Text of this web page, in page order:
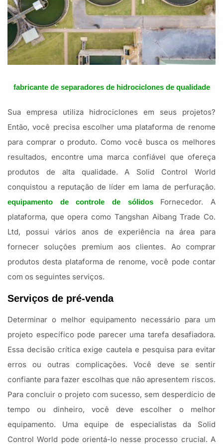
fabricante de separadores de hidrociclones de qualidade
Sua empresa utiliza hidrociclones em seus projetos?
Então, você precisa escolher uma plataforma de renome
para comprar o produto. Como você busca os melhores
resultados, encontre uma marca confiável que ofereça
produtos de alta qualidade. A Solid Control World
conquistou a reputação de líder em lama de perfuração.
equipamento de controle de sólidosFornecedor. A
plataforma, que opera como Tangshan Aibang Trade Co.
Ltd, possui vários anos de experiência na área para
fornecer soluções premium aos clientes. Ao comprar
produtos desta plataforma de renome, você pode contar
com os seguintes serviços.
Serviços de pré-venda
Determinar o melhor equipamento necessário para um
projeto específico pode parecer uma tarefa desafiadora.
Essa decisão crítica exige cautela e pesquisa para evitar
erros ou outras complicações. Você deve se sentir
confiante para fazer escolhas que não apresentem riscos.
Para concluir o projeto com sucesso, sem desperdício de
tempo ou dinheiro, você deve escolher o melhor
equipamento. Uma equipe de especialistas da Solid
Control World pode orientá-lo nesse processo crucial. A